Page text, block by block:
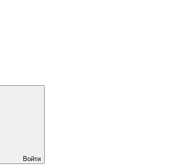
Войти